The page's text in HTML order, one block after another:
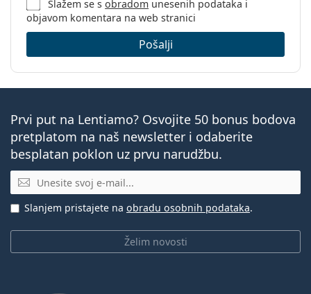
Slažem se sobradom unesenih podataka i
objavom komentara na web stranici
Pošalji
Prvi put na Lentiamo? Osvojite 50 bonus bodova
pretplatom na naš newsletter i odaberite
besplatan poklon uz prvu narudžbu.
E-mail
Želim novosti
Slanjem pristajete na obradu osobnih podataka.